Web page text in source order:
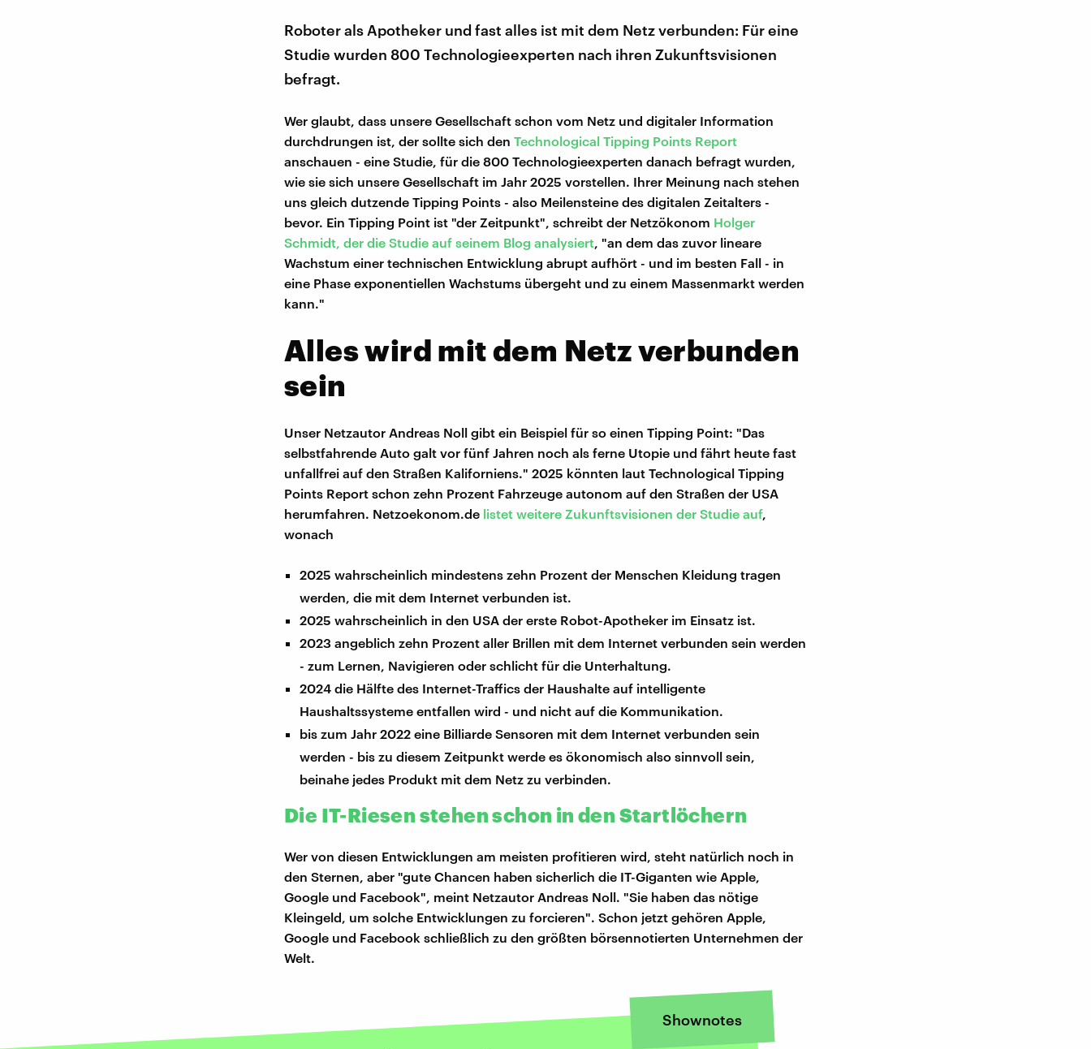
Roboter als Apotheker und fast alles ist mit dem Netz verbunden: Für eine
Studie wurden 800 Technologieexperten nach ihren Zukunftsvisionen
befragt.
Wer glaubt, dass unsere Gesellschaft schon vom Netz und digitaler Information
durchdrungen ist, der sollte sich den Technological Tipping Points Report
anschauen - eine Studie, für die 800 Technologieexperten danach befragt wurden,
wie sie sich unsere Gesellschaft im Jahr 2025 vorstellen. Ihrer Meinung nach stehen
uns gleich dutzende Tipping Points - also Meilensteine des digitalen Zeitalters -
bevor. Ein Tipping Point ist "der Zeitpunkt", schreibt der Netzökonom Holger
Schmidt, der die Studie auf seinem Blog analysiert, "an dem das zuvor lineare
Wachstum einer technischen Entwicklung abrupt aufhört - und im besten Fall - in
eine Phase exponentiellen Wachstums übergeht und zu einem Massenmarkt werden
kann."
Alles wird mit dem Netz verbunden
sein
Unser Netzautor Andreas Noll gibt ein Beispiel für so einen Tipping Point: "Das
selbstfahrende Auto galt vor fünf Jahren noch als ferne Utopie und fährt heute fast
unfallfrei auf den Straßen Kaliforniens." 2025 könnten laut Technological Tipping
Points Report schon zehn Prozent Fahrzeuge autonom auf den Straßen der USA
herumfahren. Netzoekonom.de listet weitere Zukunftsvisionen der Studie auf,
wonach
2025 wahrscheinlich mindestens zehn Prozent der Menschen Kleidung tragen
werden, die mit dem Internet verbunden ist.
2025 wahrscheinlich in den USA der erste Robot-Apotheker im Einsatz ist.
2023 angeblich zehn Prozent aller Brillen mit dem Internet verbunden sein werden
- zum Lernen, Navigieren oder schlicht für die Unterhaltung.
2024 die Hälfte des Internet-Traffics der Haushalte auf intelligente
Haushaltssysteme entfallen wird - und nicht auf die Kommunikation.
bis zum Jahr 2022 eine Billiarde Sensoren mit dem Internet verbunden sein
werden - bis zu diesem Zeitpunkt werde es ökonomisch also sinnvoll sein,
beinahe jedes Produkt mit dem Netz zu verbinden.
Die IT-Riesen stehen schon in den Startlöchern
Wer von diesen Entwicklungen am meisten profitieren wird, steht natürlich noch in
den Sternen, aber "gute Chancen haben sicherlich die IT-Giganten wie Apple,
Google und Facebook", meint Netzautor Andreas Noll. "Sie haben das nötige
Kleingeld, um solche Entwicklungen zu forcieren". Schon jetzt gehören Apple,
Google und Facebook schließlich zu den größten börsennotierten Unternehmen der
Welt.
Shownotes